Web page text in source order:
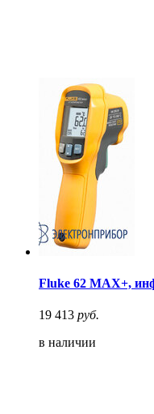
Fluke 62 MAX+,
19 413 руб.
в наличии